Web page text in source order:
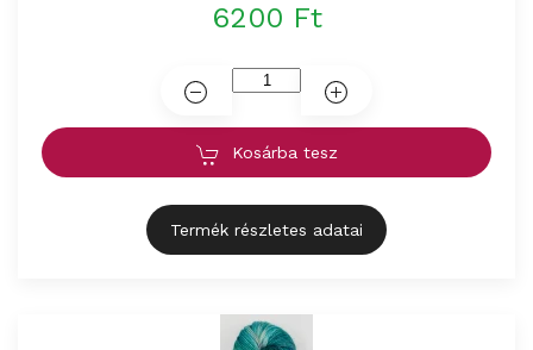
6200 Ft
Kosárba tesz
Termék részletes adatai